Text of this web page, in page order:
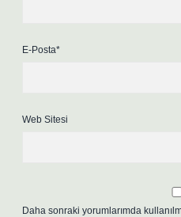
E-Posta*
Web Sitesi
Daha sonraki yorumlarımda